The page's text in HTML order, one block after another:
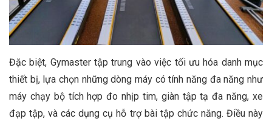
Đặc biệt, Gymaster tập trung vào việc tối ưu hóa danh mục
thiết bị, lựa chọn những dòng máy có tính năng đa năng như
máy chạy bộ tích hợp đo nhịp tim, giàn tập tạ đa năng, xe
đạp tập, và các dụng cụ hỗ trợ bài tập chức năng. Điều này